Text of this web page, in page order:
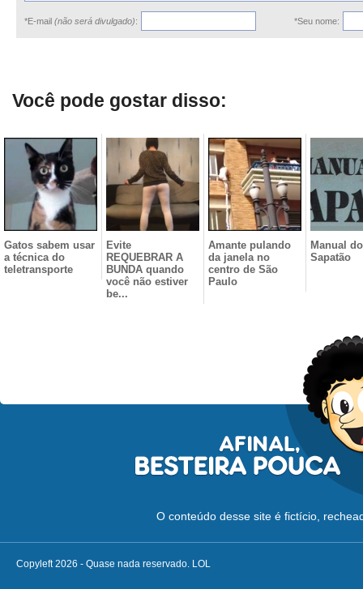
*E-mail (não será divulgado): *Seu nome:
Você pode gostar disso:
Gatos sabem usar
a técnica do
teletransporte
Evite
REQUEBRAR A
BUNDA quando
você não estiver
be...
Amante pulando
da janela no
centro de São
Paulo
Manual do
Sapatão
O conteúdo desse site é fictício,
Copyleft 2026 - Quase nada reservado. LOL